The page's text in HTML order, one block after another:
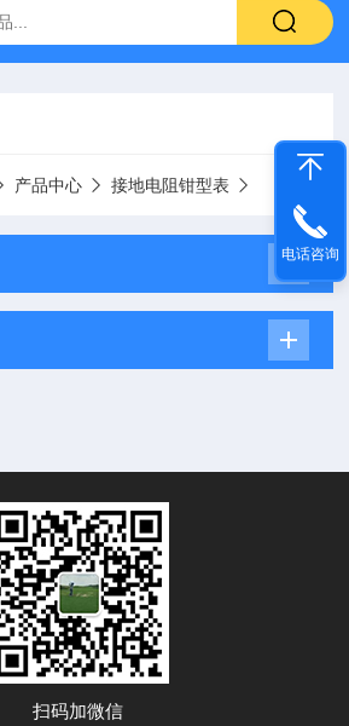
产品中心 接地电阻钳型表
扫码加微信
电话咨询